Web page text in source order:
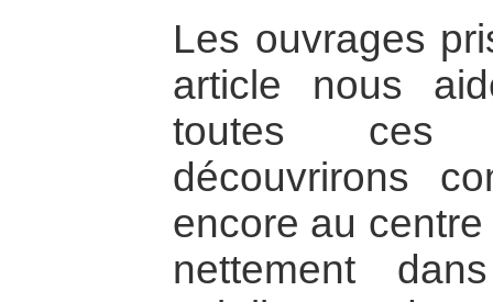
Les ouvrages
article nous
toutes ces
découvrirons
encore au
nettement